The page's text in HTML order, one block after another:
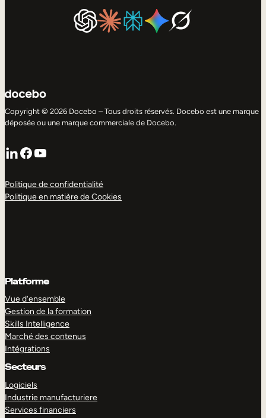
Copyright © 2026 Docebo – Tous droits réservés. Docebo est une marque
déposée ou une marque commerciale de Docebo.
LinkedIn
Facebook
YouTube
Politique de confidentialité
Politique en matière de Cookies
Platforme
Vue d’ensemble
Gestion de la formation
Skills Intelligence
Marché des contenus
Intégrations
Secteurs
Logiciels
Industrie manufacturiere
Services financiers